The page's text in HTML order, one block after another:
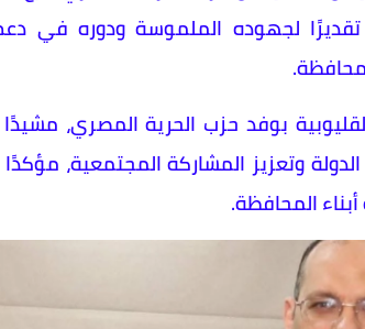
تقديرًا لجهوده الملموسة ودوره في
بوفد حزب الحرية المصري، مشيدًا
وتعزيز المشاركة المجتمعية،
المحافظة.